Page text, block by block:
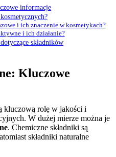
informacje
i ich znaczenie w kosmetykach?
i ich działanie?
składników
Kluczowe
kluczową rolę w jakości i
W dużej mierze można je
. Chemiczne składniki są
składniki naturalne